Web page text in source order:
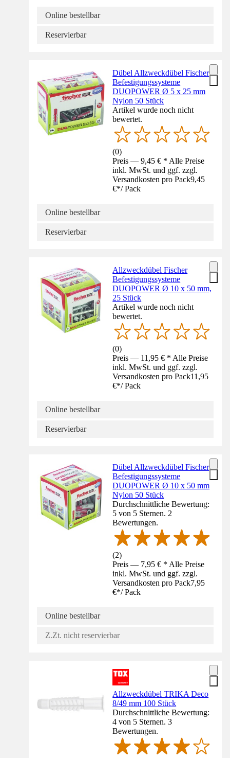
Online bestellbar
Reservierbar
Dübel Allzweckdübel Fischer
Befestigungssysteme
DUOPOWER Ø 5 x 25 mm
Nylon 50 Stück
Artikel wurde noch nicht
bewertet.
(0)
Preis — 9,45 € * Alle Preise
inkl. MwSt. und ggf. zzgl.
Versandkosten pro Pack9,45
€*/ Pack
Online bestellbar
Reservierbar
Allzweckdübel Fischer
Befestigungssysteme
DUOPOWER Ø 10 x 50 mm,
25 Stück
Artikel wurde noch nicht
bewertet.
(0)
Preis — 11,95 € * Alle Preise
inkl. MwSt. und ggf. zzgl.
Versandkosten pro Pack11,95
€*/ Pack
Online bestellbar
Reservierbar
Dübel Allzweckdübel Fischer
Befestigungssysteme
DUOPOWER Ø 10 x 50 mm
Nylon 50 Stück
Durchschnittliche Bewertung:
5 von 5 Sternen. 2
Bewertungen.
(2)
Preis — 7,95 € * Alle Preise
inkl. MwSt. und ggf. zzgl.
Versandkosten pro Pack7,95
€*/ Pack
Online bestellbar
Z.Zt. nicht reservierbar
Allzweckdübel TRIKA Deco
8/49 mm 100 Stück
Durchschnittliche Bewertung:
4 von 5 Sternen. 3
Bewertungen.